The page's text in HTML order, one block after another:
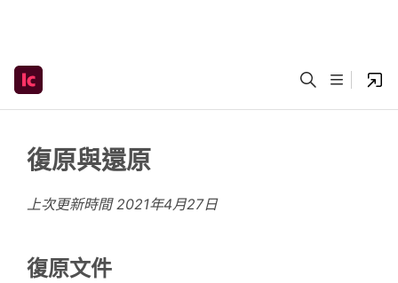
復原與還原
上次更新時間2021年4月27日
復原文件